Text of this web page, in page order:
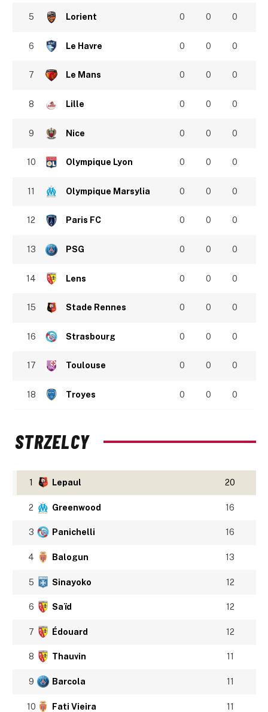
5 Lorient 0 0 0
6 Le Havre 0 0 0
7 Le Mans 0 0 0
8 Lille 0 0 0
9 Nice 0 0 0
10 Olympique Lyon 0 0 0
11 Olympique Marsylia 0 0 0
12 Paris FC 0 0 0
13 PSG 0 0 0
14 Lens 0 0 0
15 Stade Rennes 0 0 0
16 Strasbourg 0 0 0
17 Toulouse 0 0 0
18 Troyes 0 0 0
STRZELCY
1 Lepaul 20
2 Greenwood 16
3 Panichelli 16
4 Balogun 13
5 Sinayoko 12
6 Saïd 12
7 Édouard 12
8 Thauvin 11
9 Barcola 11
10 Fati Vieira 11